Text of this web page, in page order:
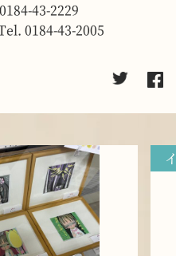
43-2229
0184-43-2005